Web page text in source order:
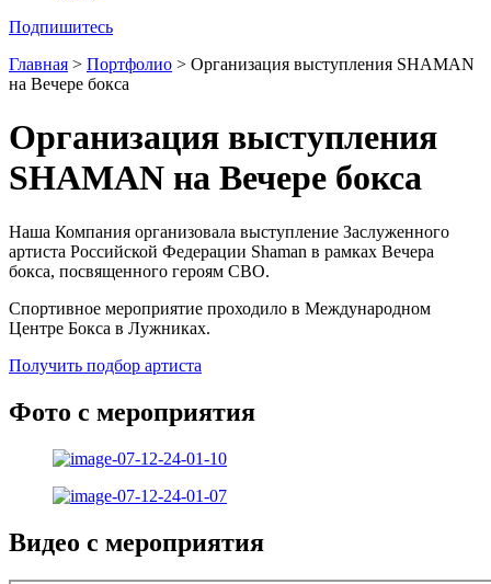
Подпишитесь
Главная > Портфолио > Организация выступления SHAMAN
на Вечере бокса
Организация выступления
SHAMAN на Вечере бокса
Наша Компания организовала выступление Заслуженного
артиста Российской Федерации Shaman в рамках Вечера
бокса, посвященного героям СВО.
Спортивное мероприятие проходило в Международном
Центре Бокса в Лужниках.
Получить подбор артиста
Фото с мероприятия
Видео с мероприятия